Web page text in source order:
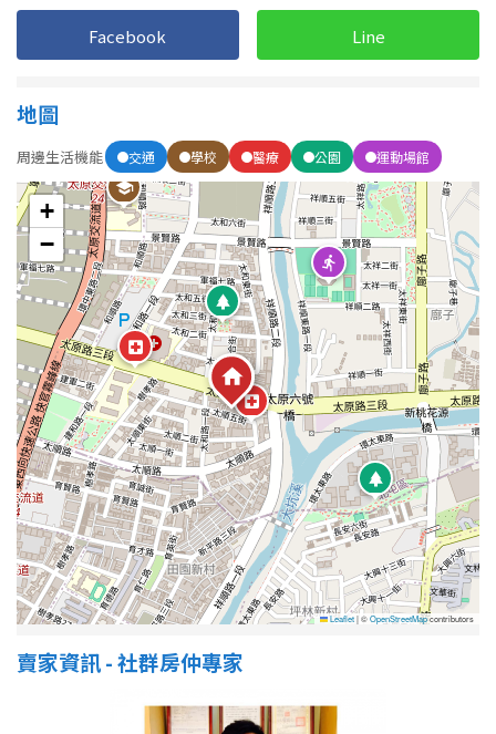
屋齡
不拘
5 年以下
5-10 年 10-20 年
20-30 年 30-40 年
40 年以上
售價
Facebook Line
地圖
周邊生活機能 交通 學校 醫療 公園 運動場館
+
−
Leaflet|©OpenStreetMapcontributors
賣家資訊 - 社群房仲專家